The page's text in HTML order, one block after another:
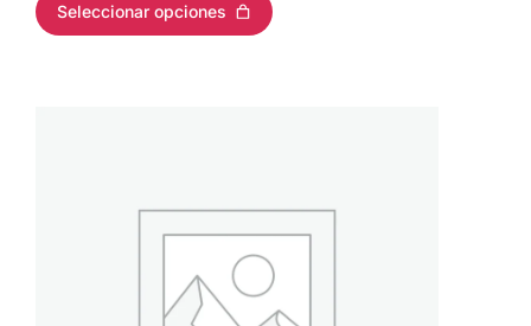
Seleccionar opciones